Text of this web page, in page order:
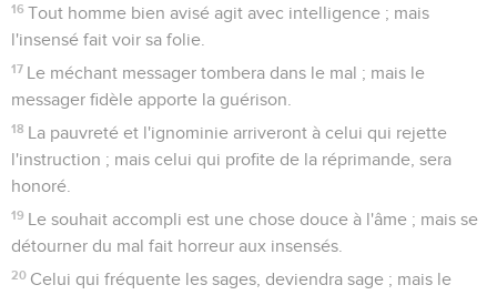
16 Tout homme bien avisé agit avec intelligence ; mais
l'insensé fait voir sa folie.
17 Le méchant messager tombera dans le mal ; mais le
messager fidèle apporte la guérison.
18 La pauvreté et l'ignominie arriveront à celui qui rejette
l'instruction ; mais celui qui profite de la réprimande, sera
honoré.
19 Le souhait accompli est une chose douce à l'âme ; mais se
détourner du mal fait horreur aux insensés.
20 Celui qui fréquente les sages, deviendra sage ; mais le